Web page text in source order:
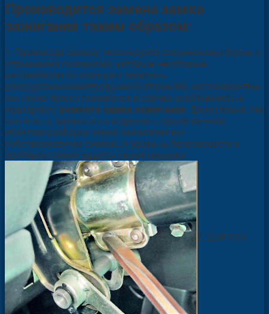
Производится замена замка
зажигания таким образом:
1. Производя замену, используйте специальные болты с
отрывными головками, которые некоторые
автомобилисты советуют заменять
двадцатимиллиметровыми болтами М6, мотивируя тем,
что такие проще снимаются в случае необходимости
повторного ремонта замка зажигания . Безусловно, так
оно и есть, однако есть и другая сторона медали,
облегчая разборку замка зажигания вы
собственноручно снижаете уровень безопасности и
противоугонной защиты своей машины.
2. Для того